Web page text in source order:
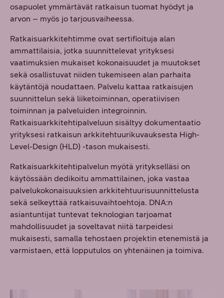
osapuolet ymmärtävät ratkaisun tuomat hyödyt ja
arvon – myös jo tarjousvaiheessa.
Ratkaisuarkkitehtimme ovat sertifioituja alan
ammattilaisia, jotka suunnittelevat yrityksesi
vaatimuksien mukaiset kokonaisuudet ja muutokset
sekä osallistuvat niiden tukemiseen alan parhaita
käytäntöjä noudattaen. Palvelu kattaa ratkaisujen
suunnittelun sekä liiketoiminnan, operatiivisen
toiminnan ja palveluiden integroinnin.
Ratkaisuarkkitehtipalveluun sisältyy dokumentaatio
yrityksesi ratkaisun arkkitehtuurikuvauksesta High-
Level-Design (HLD) -tason mukaisesti.
Ratkaisuarkkitehtipalvelun myötä yritykselläsi on
käytössään dedikoitu ammattilainen, joka vastaa
palvelukokonaisuuksien arkkitehtuurisuunnittelusta
sekä selkeyttää ratkaisuvaihtoehtoja. DNA:n
asiantuntijat tuntevat teknologian tarjoamat
mahdollisuudet ja soveltavat niitä tarpeidesi
mukaisesti, samalla tehostaen projektin etenemistä ja
varmistaen, että lopputulos on yhtenäinen ja toimiva.